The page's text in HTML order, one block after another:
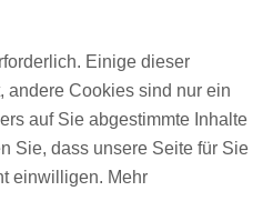
selbst HeilerIn, spiritueller
und möchtest Tools und
erlernen, mit denen du
Menschen erfolgreich
Einige dieser
andere Cookies sind nur ein
auf Sie abgestimmte Inhalte
Sie, dass unsere Seite für Sie
einwilligen. Mehr